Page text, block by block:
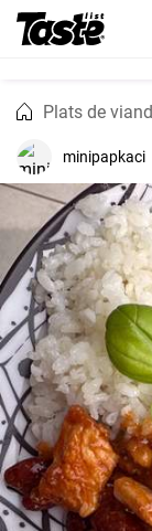
Plats de
minipapkaci